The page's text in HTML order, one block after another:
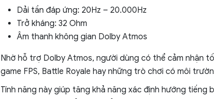
Dải tần đáp ứng: 20Hz – 20.000Hz
Trở kháng: 32 Ohm
Âm thanh không gian Dolby Atmos
Nhờ hỗ trợ Dolby Atmos, người dùng có thể cảm nhận
game FPS, Battle Royale hay những trò chơi có môi
Tính năng này giúp tăng khả năng xác định hướng tiếng